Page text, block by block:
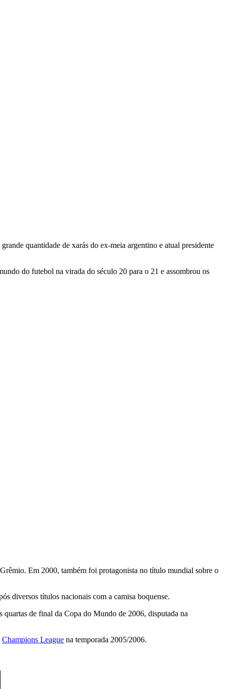
quantidade de xarás do ex-meia argentino e atual presidente
do futebol na virada do século 20 para o 21 e assombrou os
Em 2000, também foi protagonista no título mundial sobre o
diversos títulos nacionais com a camisa boquense.
de final da Copa do Mundo de 2006, disputada na
Champions League na temporada 2005/2006.